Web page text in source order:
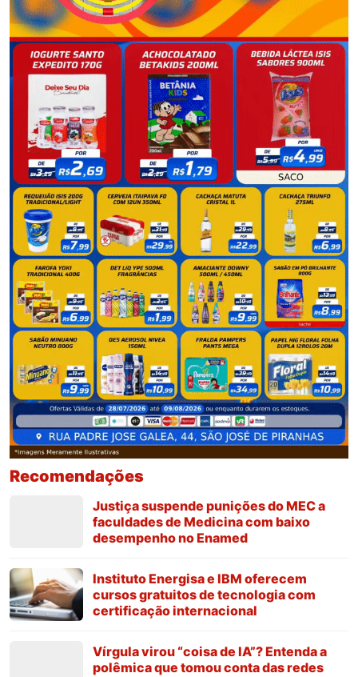
Recomendações
Justiça suspende punições do MEC a
faculdades de Medicina com baixo
desempenho no Enamed
Instituto Energisa e IBM oferecem
cursos gratuitos de tecnologia com
certificação internacional
Vírgula virou “coisa de IA”? Entenda a
polêmica que tomou conta das redes